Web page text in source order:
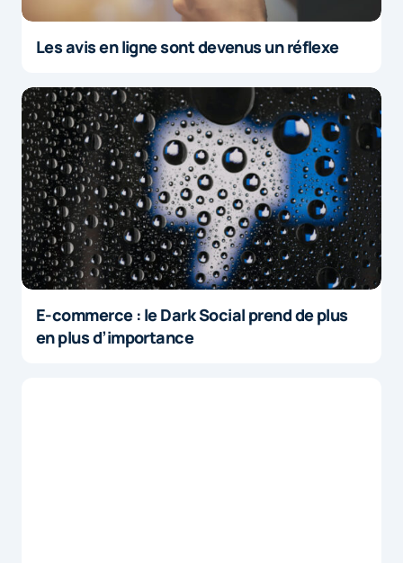
Les avis en ligne sont devenus un réflexe
E-commerce : le Dark Social prend de plus
en plus d’importance